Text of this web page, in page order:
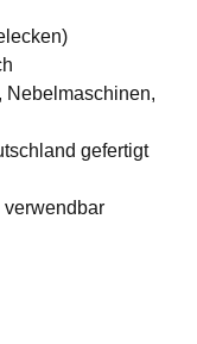
Nebelmaschinen,
gefertigt
verwendbar